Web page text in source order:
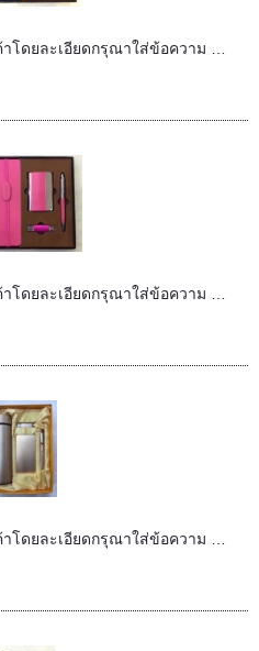
โดยละเอียดกรุณาใส่ข้อความ …
โดยละเอียดกรุณาใส่ข้อความ …
โดยละเอียดกรุณาใส่ข้อความ …